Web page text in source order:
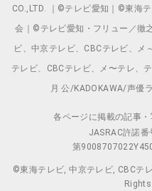
CO.,LTD. ｜©テレビ愛知｜©東海
会｜©テレビ愛知・フリュー／徹
ビ、中京テレビ、CBCテレビ、メ
テレビ、CBCテレビ、メ〜テレ
月 公/KADOKAWA/声優
各ページに掲載の記事・
JASRAC許諾番
第
©東海テレビ, 中京テレビ, CBCテ